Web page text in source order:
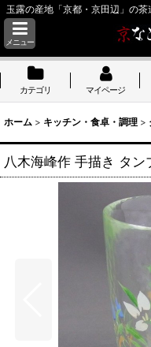
玉露の産地「京都・京田辺」の
メニュー
カテゴリ マイページ
ホーム > キッチン・食卓・調理 >
八木海峰作 手描き タン